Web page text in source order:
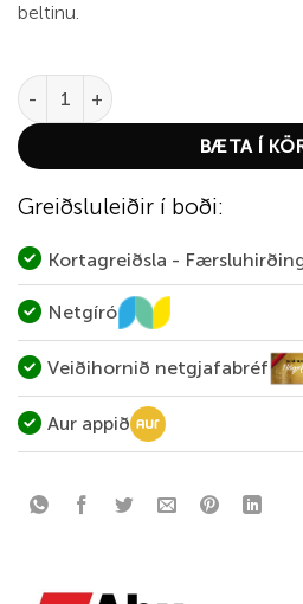
beltinu.
Abu Fishing Knife 4 inch quantity
BÆTA Í
Greiðsluleiðir í boði:
Kortagreiðsla -
Netgíró
Veiðihornið netgjafabréf
Aur appið